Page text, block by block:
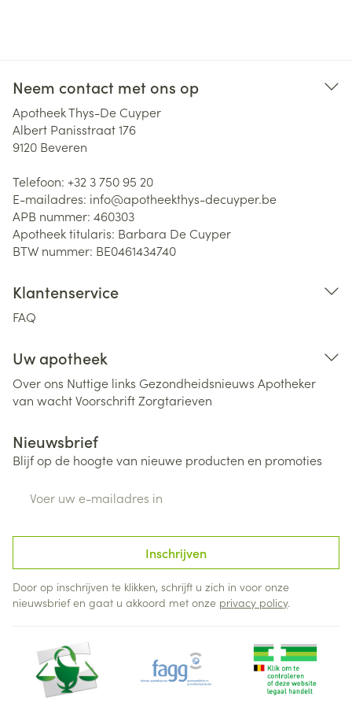
Neem contact met ons op
Apotheek Thys-De Cuyper
Albert Panisstraat 176
9120 Beveren
Telefoon: +32 3 750 95 20
E-mailadres: info@apotheekthys-decuyper.be
APB nummer: 460303
Apotheek titularis: Barbara De Cuyper
BTW nummer: BE0461434740
Klantenservice
FAQ
Uw apotheek
Over ons Nuttige links Gezondheidsnieuws Apotheker
van wachtVoorschriftZorgtarieven
Nieuwsbrief
Blijf op de hoogte van nieuwe producten en promoties
Inschrijven
Door op inschrijven te klikken, schrijft u zich in voor onze
nieuwsbrief en gaat u akkoord met onze privacy policy.